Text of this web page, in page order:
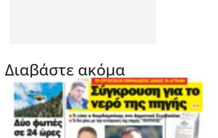
Διαβάστε ακόμα